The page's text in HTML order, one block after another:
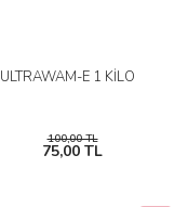
ULTRAWAM-E 1 KİLO
100,00 TL
75,00 TL